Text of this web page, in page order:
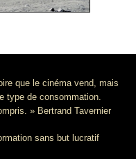
que le cinéma vend, mais
type de consommation.
» Bertrand Tavernier
sans but lucratif